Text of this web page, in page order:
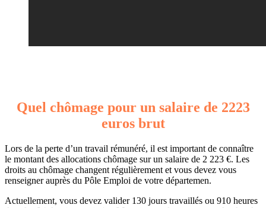
Quel chômage pour un salaire de 2223
euros brut
Lors de la perte d’un travail rémunéré, il est important de connaître
le montant des allocations chômage sur un salaire de 2 223 €. Les
droits au chômage changent régulièrement et vous devez vous
renseigner auprès du Pôle Emploi de votre départemen.
Actuellement, vous devez valider 130 jours travaillés ou 910 heures